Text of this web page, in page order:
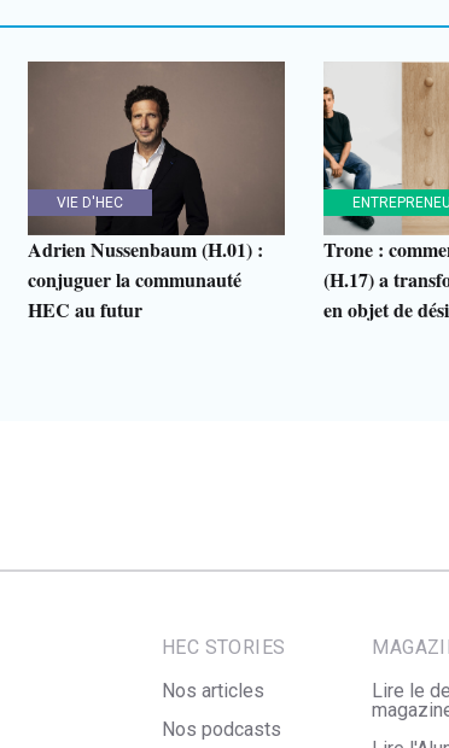
VIE D'HEC
Adrien Nussenbaum (H.01) :
conjuguer la communauté
HEC au futur
Trone :
(H.17) a
en objet de
HEC STORIES
Nos articles
Nos podcasts
Lire le